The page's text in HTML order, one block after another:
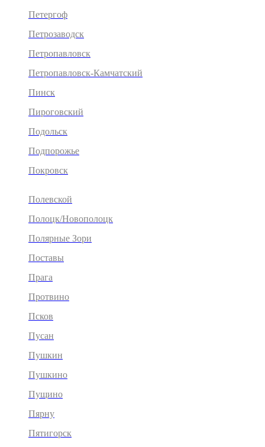
Петергоф
Петрозаводск
Петропавловск
Петропавловск-Камчатский
Пинск
Пироговский
Подольск
Подпорожье
Покровск
Полевской
Полоцк/Новополоцк
Полярные Зори
Поставы
Прага
Протвино
Псков
Пусан
Пушкин
Пушкино
Пущино
Пярну
Пятигорск